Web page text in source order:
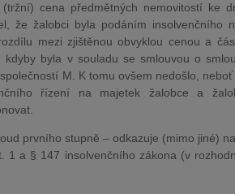
cena předmětných nemovitostí ke
že žalobci byla podáním insolvenčního
mezi zjištěnou obvyklou cenou a
kdyby byla v souladu se smlouvou o
M. K tomu ovšem nedošlo,
řízení na majetek žalobce a
prvního stupně – odkazuje (mimo jiné)
1 a § 147 insolvenčního zákona (v